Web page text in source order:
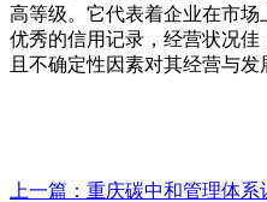
高等级。它代表着企业在市
优秀的信用记录，经营状况佳
且不确定性因素对其经营与发
上一篇：重庆碳中和管理体系